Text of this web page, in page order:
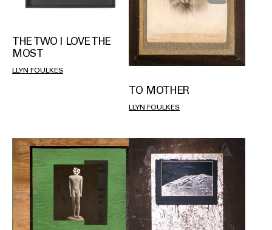
THE TWO I LOVE THE
MOST
LLYN FOULKES
TO MOTHER
LLYN FOULKES